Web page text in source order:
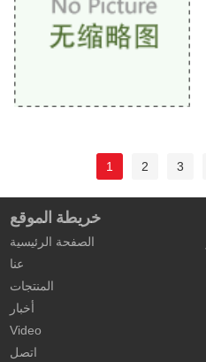
1 2 3
خريطة الموقع
الصفحة الرئيسية
عنا
المنتجات
أخبار
Video
اتصل